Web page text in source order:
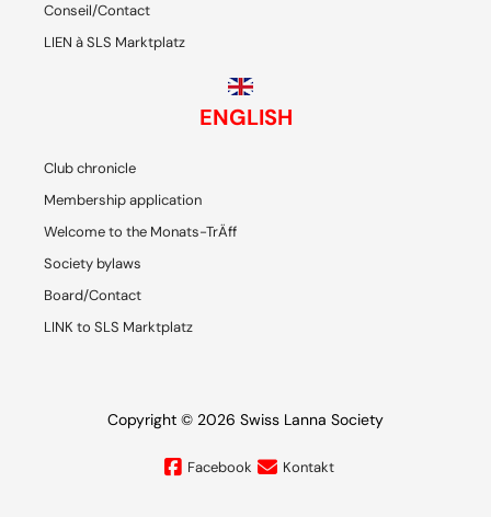
Conseil/Contact
LIEN à SLS Marktplatz
ENGLISH
Club chronicle
Membership application
Welcome to the Monats-TrÄff
Society bylaws
Board/Contact
LINK to SLS Marktplatz
Copyright © 2026 Swiss Lanna Society
Facebook Kontakt